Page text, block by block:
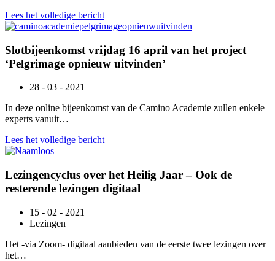
Lees het volledige bericht
Slotbijeenkomst vrijdag 16 april van het project
‘Pelgrimage opnieuw uitvinden’
28 - 03 - 2021
In deze online bijeenkomst van de Camino Academie zullen enkele
experts vanuit…
Lees het volledige bericht
Lezingencyclus over het Heilig Jaar – Ook de
resterende lezingen digitaal
15 - 02 - 2021
Lezingen
Het -via Zoom- digitaal aanbieden van de eerste twee lezingen over
het…